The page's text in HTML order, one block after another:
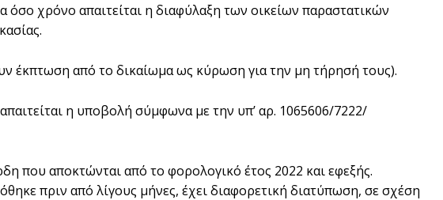
χρόνο απαιτείται η διαφύλαξη των οικείων παραστατικών
έκπτωση από το δικαίωµα ως κύρωση για την µη τήρησή τους).
η υποβολή σύµφωνα µε την υπ’ αρ. 1065606/7222/
που αποκτώνται από το φορολογικό έτος 2022 και εφεξής.
πριν από λίγους µήνες, έχει διαφορετική διατύπωση, σε σχέση